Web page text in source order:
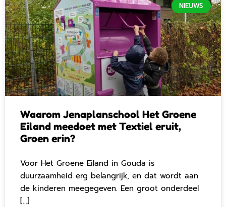
NIEUWS
Waarom Jenaplanschool Het Groene
Eiland meedoet met Textiel eruit,
Groen erin?
Voor Het Groene Eiland in Gouda is
duurzaamheid erg belangrijk, en dat wordt aan
de kinderen meegegeven. Een groot onderdeel
[…]